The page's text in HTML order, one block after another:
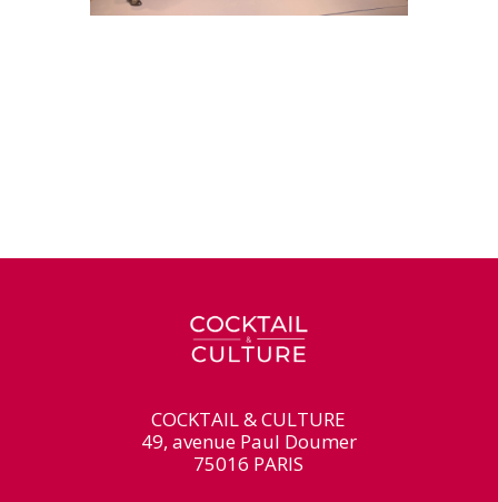
COCKTAIL & CULTURE
49, avenue Paul Doumer
75016 PARIS